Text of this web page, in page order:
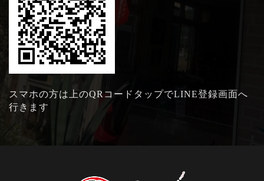
スマホの方は上のQRコードタップでLINE登録画面へ
行きます